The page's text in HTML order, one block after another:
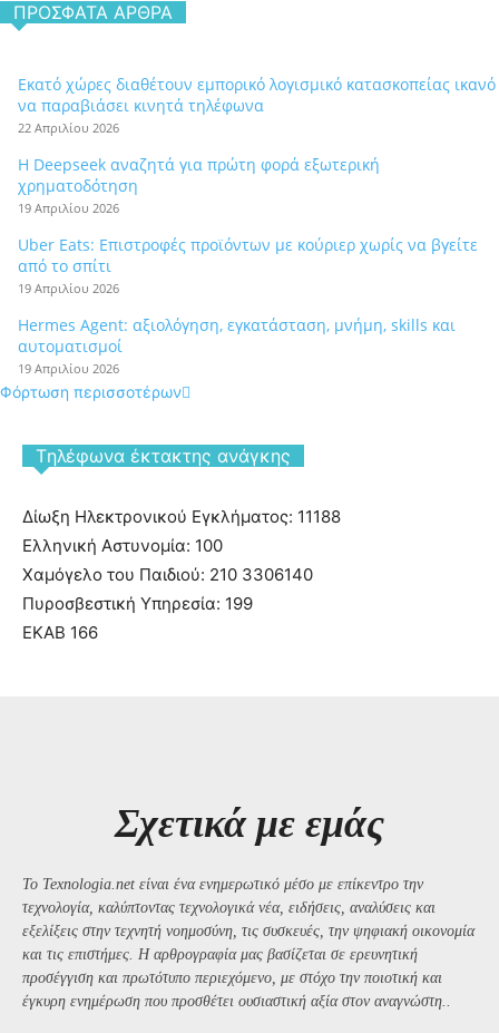
ΠΡΌΣΦΑΤΑ ΆΡΘΡΑ
Εκατό χώρες διαθέτουν εμπορικό λογισμικό κατασκοπείας ικανό
να παραβιάσει κινητά τηλέφωνα
22 Απριλίου 2026
Η Deepseek αναζητά για πρώτη φορά εξωτερική
χρηματοδότηση
19 Απριλίου 2026
Uber Eats: Επιστροφές προϊόντων με κούριερ χωρίς να βγείτε
από το σπίτι
19 Απριλίου 2026
Hermes Agent: αξιολόγηση, εγκατάσταση, μνήμη, skills και
αυτοματισμοί
19 Απριλίου 2026
Φόρτωση περισσοτέρων
Tηλέφωνα έκτακτης ανάγκης
Δίωξη Ηλεκτρονικού Εγκλήματος: 11188
Ελληνική Αστυνομία: 100
Χαμόγελο του Παιδιού: 210 3306140
Πυροσβεστική Υπηρεσία: 199
ΕΚΑΒ 166
Σχετικά με εμάς
Το Texnologia.net είναι ένα ενημερωτικό μέσο με επίκεντρο την
τεχνολογία, καλύπτοντας τεχνολογικά νέα, ειδήσεις, αναλύσεις και
εξελίξεις στην τεχνητή νοημοσύνη, τις συσκευές, την ψηφιακή οικονομία
και τις επιστήμες. Η αρθρογραφία μας βασίζεται σε ερευνητική
προσέγγιση και πρωτότυπο περιεχόμενο, με στόχο την ποιοτική και
έγκυρη ενημέρωση που προσθέτει ουσιαστική αξία στον αναγνώστη..